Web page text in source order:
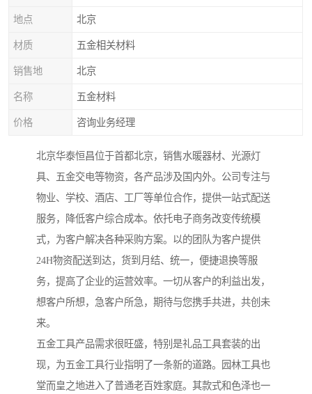
地点 北京
材质 五金相关材料
销售地 北京
名称 五金材料
价格 咨询业务经理
北京华泰恒昌位于首都北京，销售水暖器材、光源灯
具、五金交电等物资，各产品涉及国内外。公司专注与
物业、学校、酒店、工厂等单位合作，提供一站式配送
服务，降低客户综合成本。依托电子商务改变传统模
式，为客户解决各种采购方案。以的团队为客户提供
24H物资配送到达，货到月结、统一，便捷退换等服
务，提高了企业的运营效率。一切从客户的利益出发，
想客户所想，急客户所急，期待与您携手共进，共创未
来。
五金工具产品需求很旺盛，特别是礼品工具套装的出
现，为五金工具行业指明了一条新的道路。园林工具也
堂而皇之地进入了普通老百姓家庭。其款式和色泽也一